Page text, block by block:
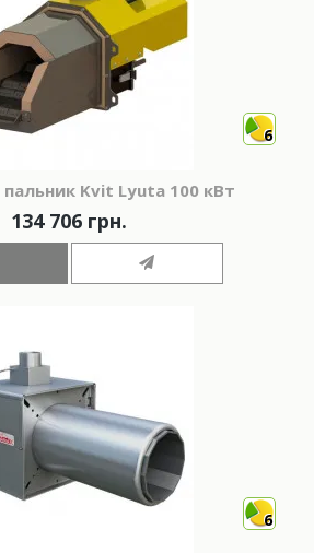
6
Kvit Lyuta 100 кВт
134 706 грн.
6